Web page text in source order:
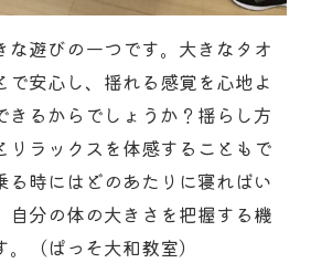
な遊びの一つです。大きなタオ
で安心し、揺れる感覚を心地よ
きるからでしょうか？揺らし方
リラックスを体感することもで
る時にはどのあたりに寝ればい
自分の体の大きさを把握する機
（ぱっそ大和教室）